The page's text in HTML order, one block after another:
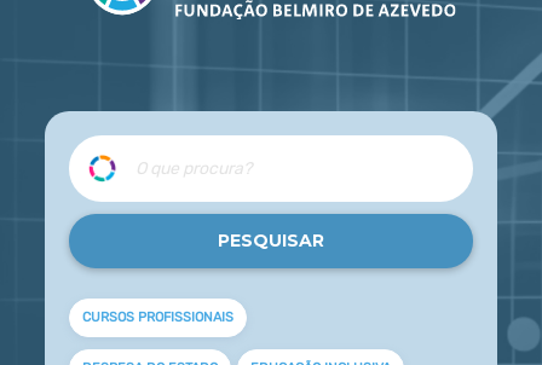
CURSOS PROFISSIONAIS